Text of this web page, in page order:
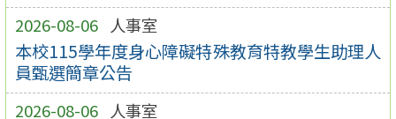
2026-08-06 人事室
本校115學年度身心障礙特殊教育特教學生助理人
員甄選簡章公告
2026-08-06 人事室